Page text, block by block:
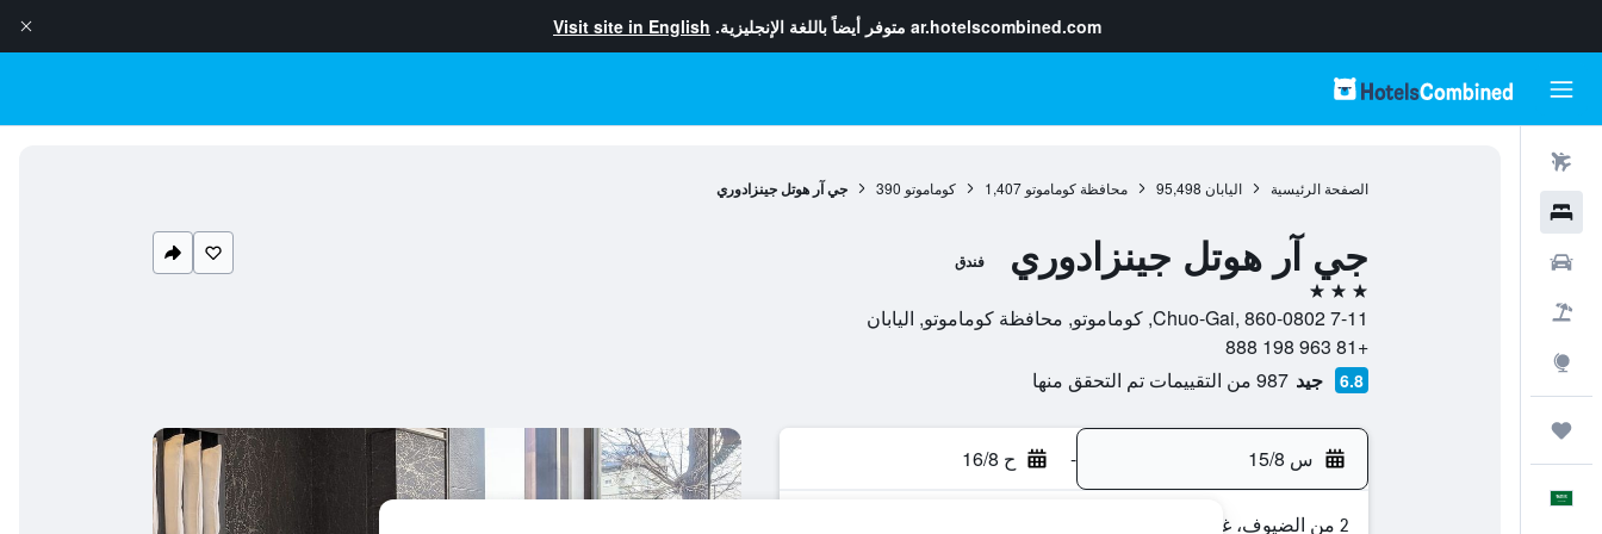
ar.hotelscombined.com متوفر أيضاً باللغة الإنجليزية. Visit site in English
الصفحة الرئيسية اليابان 95,498 محافظة كوماموتو 1,407 كوماموتو 390 جي آر هوتل جينزادوري
جي آر هوتل جينزادوري فندق
3 نجوم
7-11 Chuo-Gai, 860-0802, كوماموتو, محافظة كوماموتو, اليابان
+81 963 198 888
6.8 جيد 987 من التقييمات تم التحقق منها
س 15/8 - ح 16/8
2 من الضيوف، غرفة واحدة